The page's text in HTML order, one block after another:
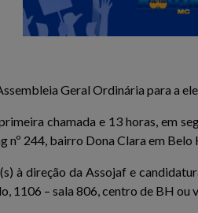
Geral Ordinária para a
chamada e 13 horas, em
nº 244, bairro Dona Clara em Belo
à direção da Assojaf e
1106 – sala 806, centro de BH ou